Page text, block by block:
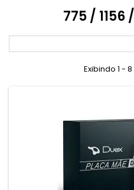
775 / 1156
Exibindo 1 -